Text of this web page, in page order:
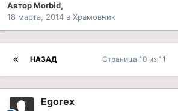
АвторMorbid,
18 марта, 2014 в Храмовник
НАЗАД Страница 10 из 11
Egorex